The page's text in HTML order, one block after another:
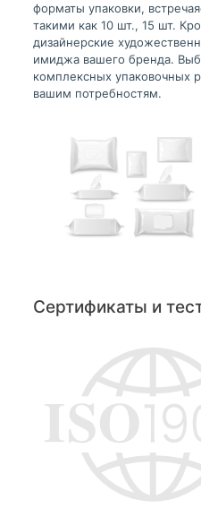
форматы упаковки,
такими как 10 шт., 15 шт.
дизайнерские
имиджа вашего бренда.
комплексных упаковочных
вашим потребностям.
Сертификаты и